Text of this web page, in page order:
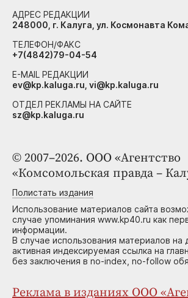
© 2007–2026. ООО «Агентство
«Комсомольская правда –
Полистать издания
Использование материалов сайта
случае упоминания www.kp40.ru как
информации.
В случае использования материалов на
активная индексируемая ссылка на
без заключения в no-index, no-follow
Реклама в изданиях ООО
АДРЕС РЕДАКЦИИ
248000, г. Калуга, ул. Космонавта
ТЕЛЕФОН/ФАКС
+7(4842)79-04-54
E-MAIL РЕДАКЦИИ
ev@kp.kaluga.ru, vi@kp.kaluga.ru
ОТДЕЛ РЕКЛАМЫ НА САЙТЕ
sz@kp.kaluga.ru